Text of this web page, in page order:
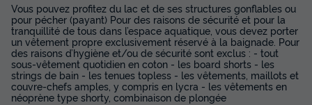
MOBILHOME 6 personnes - Comfort | 3 Ch. | 6 Pers. |
Terrasse surélevée
du04/09/2026au11/09/2026
Meilleur prix pour 7 nuits
Modifier les dates
536 € -24%
Vous pouvez profitez du lac et de ses structures gonflables ou
pour pécher (payant) Pour des raisons de sécurité et pour la
tranquillité de tous dans l’espace aquatique, vous devez porter
un vêtement propre exclusivement réservé à la baignade. Pour
des raisons d’hygiène et/ou de sécurité sont exclus : - tout
sous-vêtement quotidien en coton - les board shorts - les
strings de bain - les tenues topless - les vêtements, maillots et
couvre-chefs amples, y compris en lycra - les vêtements en
néoprène type shorty, combinaison de plongée